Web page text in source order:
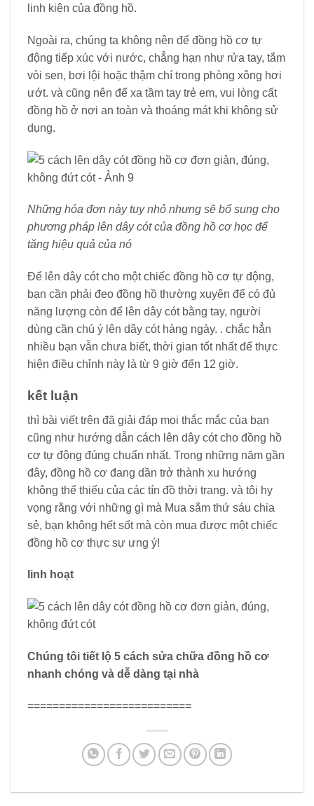
linh kiện của đồng hồ.
Ngoài ra, chúng ta không nên để đồng hồ cơ tự
động tiếp xúc với nước, chẳng hạn như rửa tay, tắm
vòi sen, bơi lội hoặc thậm chí trong phòng xông hơi
ướt. và cũng nên để xa tầm tay trẻ em, vui lòng cất
đồng hồ ở nơi an toàn và thoáng mát khi không sử
dụng.
Những hóa đơn này tuy nhỏ nhưng sẽ bổ sung cho
phương pháp lên dây cót của đồng hồ cơ học để
tăng hiệu quả của nó
Để lên dây cót cho một chiếc đồng hồ cơ tự động,
bạn cần phải đeo đồng hồ thường xuyên để có đủ
năng lượng còn để lên dây cót bằng tay, người
dùng cần chú ý lên dây cót hàng ngày. . chắc hẳn
nhiều bạn vẫn chưa biết, thời gian tốt nhất để thực
hiện điều chỉnh này là từ 9 giờ đến 12 giờ.
kết luận
thì bài viết trên đã giải đáp mọi thắc mắc của bạn
cũng như hướng dẫn cách lên dây cót cho đồng hồ
cơ tự động đúng chuẩn nhất. Trong những năm gần
đây, đồng hồ cơ đang dần trở thành xu hướng
không thể thiếu của các tín đồ thời trang. và tôi hy
vọng rằng với những gì mà Mua sắm thứ sáu chia
sẻ, bạn không hết sốt mà còn mua được một chiếc
đồng hồ cơ thực sự ưng ý!
linh hoạt
Chúng tôi tiết lộ 5 cách sửa chữa đồng hồ cơ
nhanh chóng và dễ dàng tại nhà
==========================